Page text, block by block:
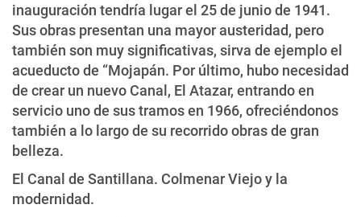
inauguración tendría lugar el 25 de junio de 1941.
Sus obras presentan una mayor austeridad, pero
también son muy significativas, sirva de ejemplo el
acueducto de “Mojapán. Por último, hubo necesidad
de crear un nuevo Canal, El Atazar, entrando en
servicio uno de sus tramos en 1966, ofreciéndonos
también a lo largo de su recorrido obras de gran
belleza.
El Canal de Santillana. Colmenar Viejo y la
modernidad.